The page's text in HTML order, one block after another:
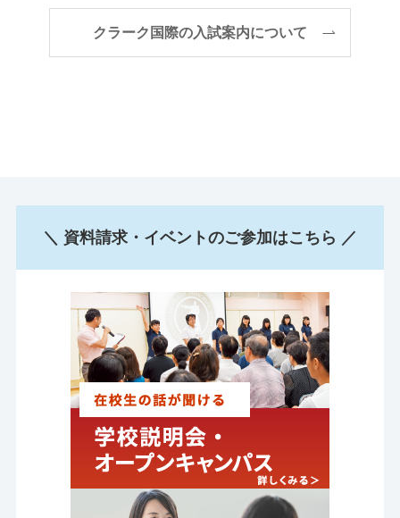
クラーク国際の入試案内について
＼ 資料請求・イベントのご参加はこちら ／